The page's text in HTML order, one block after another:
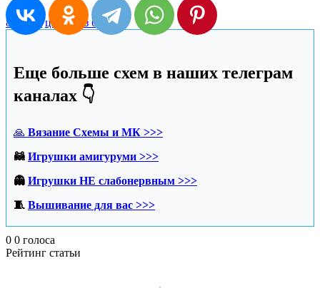
8 марта цветы из бумаги
Еще больше схем в наших телеграм
каналах 👇
🙏 Вязание Схемы и МК >>>
🦝 Игрушки амигуруми >>>
👻 Игрушки НЕ слабонервным >>>
🧵 Вышивание для вас >>>
0 0 голоса
Рейтинг статьи